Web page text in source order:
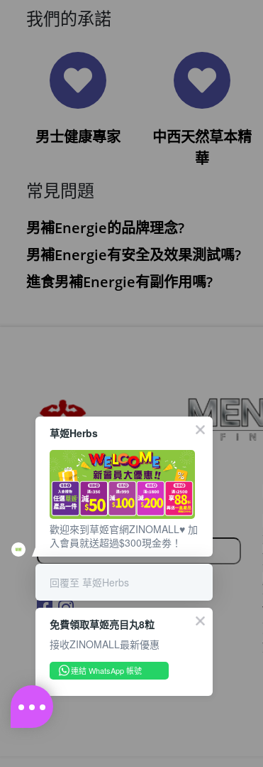
我們的承諾
男士健康專家
中西天然草本精
華
常見問題
男補Energie的品牌理念?
男補Energie有安全及效果測試嗎?
進食男補Energie有副作用嗎?
想獲取最新的優惠資訊？
立即訂閱電子郵件!
草姬Herbs
歡迎來到草姬官網ZINOMALL♥️ 加
入會員就送超過$300現金劵！
回覆至 草姬Herbs
免費領取草姬亮目丸8粒
接收ZINOMALL最新優惠
連結 WhatsApp 帳號